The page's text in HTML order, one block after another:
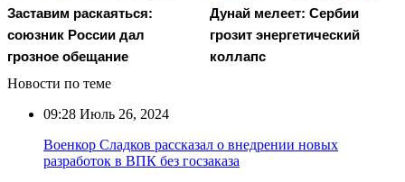
Заставим раскаяться:
союзник России дал
грозное обещание
Дунай мелеет: Сербии
грозит энергетический
коллапс
Новости по теме
09:28 Июль 26, 2024
Военкор Сладков рассказал о внедрении новых
разработок в ВПК без госзаказа